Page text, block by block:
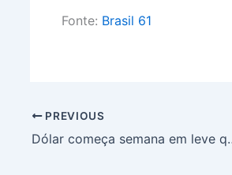
Fonte: Brasil 61
PREVIOUS
Dólar começa